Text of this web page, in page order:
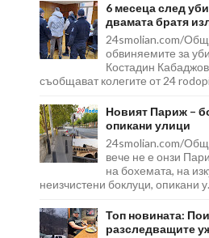
6 месеца след
двамата братя
24smolian.com/
обвиняемите за
Костадин
съобщават колегите от 24
Новият Париж –
опикани улици
24smolian.com/
вече не е онзи
на бохемата, на
неизчистени боклуци, опикани
Топ новината:
разследващите